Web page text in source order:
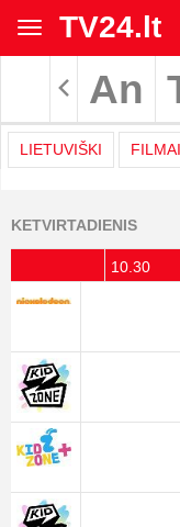
Toggle
navigation
TV24.lt
An
LIETUVIŠKI FILMAI
TV
|
TV24.LT
KETVIRTADIENIS
10.30